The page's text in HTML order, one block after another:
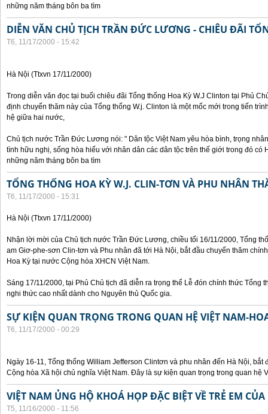
những năm tháng bôn ba tìm
DIỄN VĂN CHỦ TỊCH TRẦN ĐỨC LƯƠNG - CHIÊU ĐÃI
T6, 11/17/2000 - 15:42
Hà Nội (Ttxvn 17/11/2000)
Trong diễn văn đọc tại buổi chiêu đãi Tổng thống Hoa Kỳ W.J Clinton tại Phủ
định chuyến thăm này của Tổng thống W.j. Clinton là một mốc mới trong tiến
hệ giữa hai nước,
Chủ tịch nước Trần Đức Lương nói: " Dân tộc Việt Nam yêu hòa bình, trọng
tình hữu nghị, sống hòa hiếu với nhân dân các dân tộc trên thế giới trong đó có
những năm tháng bôn ba tìm
TỔNG THỐNG HOA KỲ W.J. CLIN-TƠN VÀ PHU NHÂN
T6, 11/17/2000 - 15:31
Hà Nội (Ttxvn 17/11/2000)
Nhận lời mời của Chủ tịch nước Trần Đức Lương, chiều tối 16/11/2000, Tổng
am Giơ-phe-sơn Clin-tơn và Phu nhân đã tới Hà Nội, bắt đầu chuyến thăm
Hoa Kỳ tại nước Cộng hòa XHCN Việt Nam.
Sáng 17/11/2000, tại Phủ Chủ tịch đã diễn ra trọng thể Lễ đón chính thức Tổng
nghi thức cao nhất dành cho Nguyên thủ Quốc gia.
SỰ KIỆN QUAN TRỌNG TRONG QUAN HỆ VIỆT NAM-
T6, 11/17/2000 - 00:29
Ngày 16-11, Tổng thống William Jefferson Clintơn và phu nhân đến Hà Nội,
Cộng hòa Xã hội chủ nghĩa Việt Nam. Đây là sự kiện quan trọng trong quan hệ
VIỆT NAM ỦNG HỘ KHOÁ HỌP ĐẶC BIỆT VỀ TRẺ EM
T5, 11/16/2000 - 11:56